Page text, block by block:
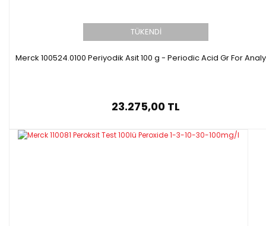
TÜKENDİ
Merck 100524.0100 Periyodik Asit 100 g - Periodic Acid Gr For
23.275,00 TL